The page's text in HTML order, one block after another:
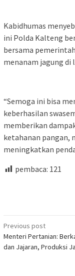
Kabidhumas
ini Polda Kalteng
bersama
menanam jagung di
“Semoga ini bisa
keberhasilan
memberikan
ketahanan pangan,
meningkatkan
pembaca: 121
Post
navigation
Previous post
Menteri Pertanian:
dan Jajaran, Produksi